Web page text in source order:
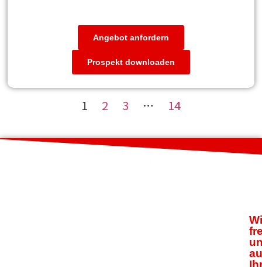
Angebot anfordern
Prospekt downloaden
1 2 3 … 14